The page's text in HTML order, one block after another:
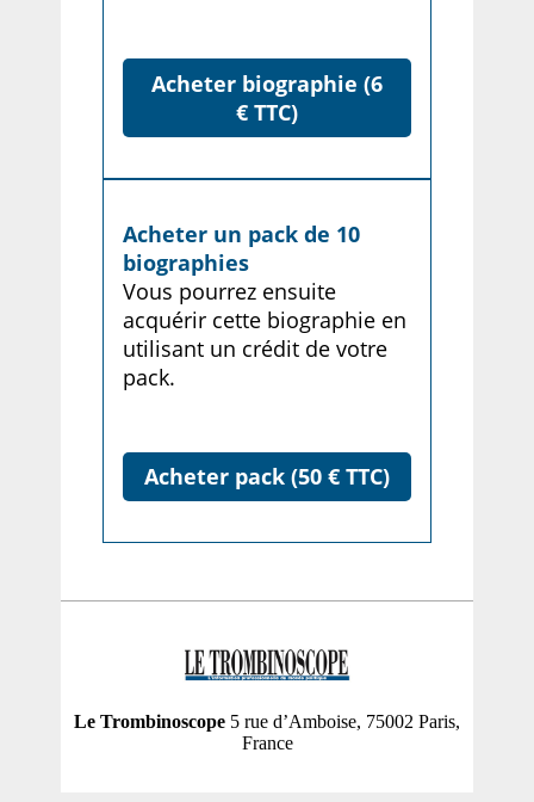
Acheter biographie (6
€ TTC)
Acheter un pack de 10
biographies
Vous pourrez ensuite
acquérir cette biographie en
utilisant un crédit de votre
pack.
Acheter pack (50 € TTC)
Le Trombinoscope 5 rue d’Amboise, 75002 Paris,
France